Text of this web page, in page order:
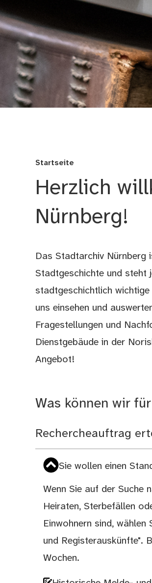
Startseite
Herzlich
Nürnberg!
Das Stadtarchiv Nürnberg
Stadtgeschichte und steht
stadtgeschichtlich wichtige
uns einsehen und
Fragestellungen und
Dienstgebäude in der
Angebot!
Was können wir
Rechercheauftrag
Sie wollen einen
Wenn Sie auf der Suche
Heiraten, Sterbefällen
Einwohnern sind,
und Registerauskünfte".
Wochen.